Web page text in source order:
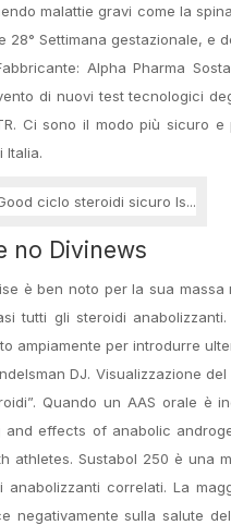
malattie gravi come la
28° Settimana gestazionale, e
Alpha Pharma
di nuovi test tecnologici
Ci sono il modo più sicuro
Italia.
no Divinews
è ben noto per la sua
tutti gli steroidi
ampiamente per introdurre
DJ. Visualizzazione
Quando un AAS orale è
and effects of anabolic
athletes. Sustabol 250 è una
anabolizzanti correlati. La
negativamente sulla salute